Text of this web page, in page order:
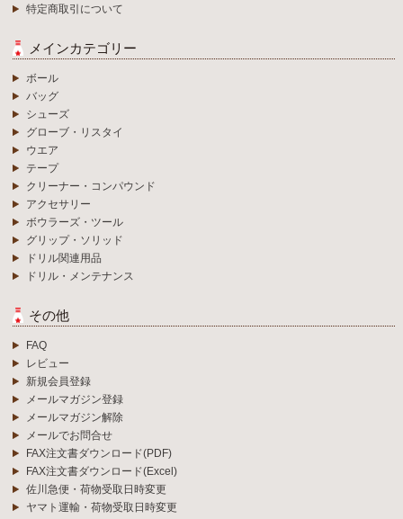
特定商取引について
メインカテゴリー
ボール
バッグ
シューズ
グローブ・リスタイ
ウエア
テープ
クリーナー・コンパウンド
アクセサリー
ボウラーズ・ツール
グリップ・ソリッド
ドリル関連用品
ドリル・メンテナンス
その他
FAQ
レビュー
新規会員登録
メールマガジン登録
メールマガジン解除
メールでお問合せ
FAX注文書ダウンロード(PDF)
FAX注文書ダウンロード(Excel)
佐川急便・荷物受取日時変更
ヤマト運輸・荷物受取日時変更